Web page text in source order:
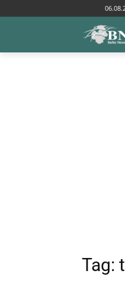
Tags
Tag: